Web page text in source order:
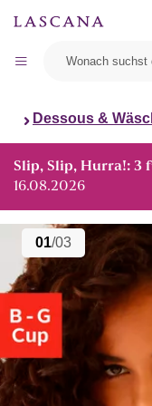
Dessous &
Slip, Slip, Hurra!: 3
16.08.2026
01/03